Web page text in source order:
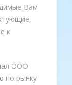
Вам
к
ООО
по рынку